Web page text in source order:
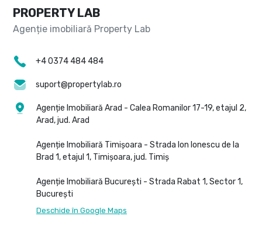
PROPERTY LAB
+4 0374 484 484
suport@propertylab.ro
Agenție Imobiliară Arad - Calea Romanilor 17-19, etajul 2,
Arad, jud. Arad
Agenție Imobiliară Timișoara - Strada Ion Ionescu de la
Brad 1, etajul 1, Timișoara, jud. Timiș
Agenție Imobiliară București - Strada Rabat 1, Sector 1,
București
Deschide în Google Maps